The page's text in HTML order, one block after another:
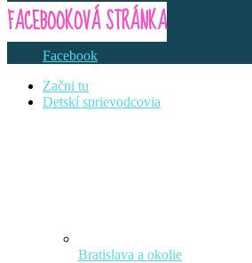
FACEBOOKOVÁ STRÁNKA
Facebook
Začni tu
Detskí sprievodcovia
Bratislava a okolie